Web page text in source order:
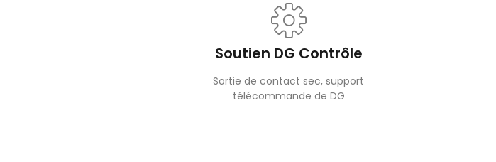
Soutien DG Contrôle
Sortie de contact sec, support
télécommande de DG